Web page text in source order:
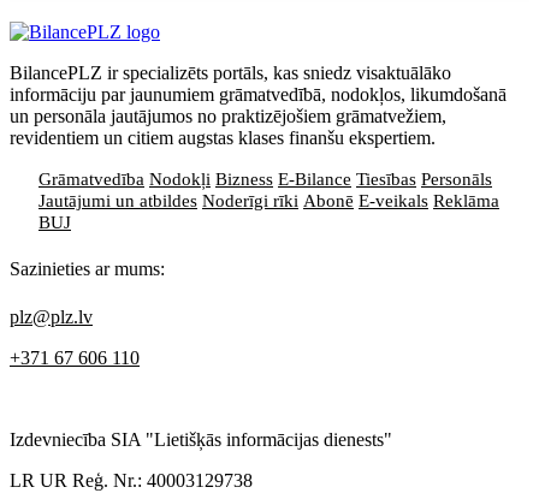
BilancePLZ ir specializēts portāls, kas sniedz visaktuālāko
informāciju par jaunumiem grāmatvedībā, nodokļos, likumdošanā
un personāla jautājumos no praktizējošiem grāmatvežiem,
revidentiem un citiem augstas klases finanšu ekspertiem.
Grāmatvedība Nodokļi Bizness E-Bilance Tiesības Personāls
Jautājumi un atbildes Noderīgi rīki Abonē E-veikals Reklāma
BUJ
Sazinieties ar mums:
plz@plz.lv
+371 67 606 110
Izdevniecība SIA "Lietišķās informācijas dienests"
LR UR Reģ. Nr.: 40003129738